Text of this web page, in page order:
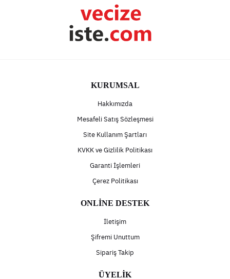
KURUMSAL
Hakkımızda
Mesafeli Satış Sözleşmesi
Site Kullanım Şartları
KVKK ve Gizlilik Politikası
Garanti İşlemleri
Çerez Politikası
ONLİNE DESTEK
İletişim
Şifremi Unuttum
Sipariş Takip
ÜYELİK